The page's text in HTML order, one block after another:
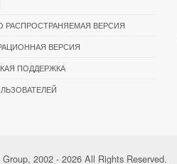
РАСПРОСТРАНЯЕМАЯ ВЕРСИЯ
ВЕРСИЯ
ПОДДЕРЖКА
2002 - 2026 All Rights Reserved.